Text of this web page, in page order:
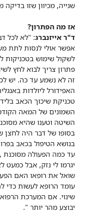
שנייה, מכיוון שזו
אז מה הפתרון?
ד"ר אייזנברג: "לא לכל
אפשר אולי לנסות לתת
לשקול שימוש בטכניקות
פתרון צריך לבוא לחץ
זה לא נשמע עד כה. יש
האפידורל ליולדות
טכניקת שיכוך הכאב
השמונים של המאה
השיטה וטענו שהיא
בסופו של דבר היה לחצן
בנושא הטיפול בכאב
עד כמה הפעולה מסוכנת
יגרמו לי נזק, אבל
שואל את רופאו האם
עומד הרופא לעשות כדי
שינוי. אם המערכת
יבוצע מהר יותר ".